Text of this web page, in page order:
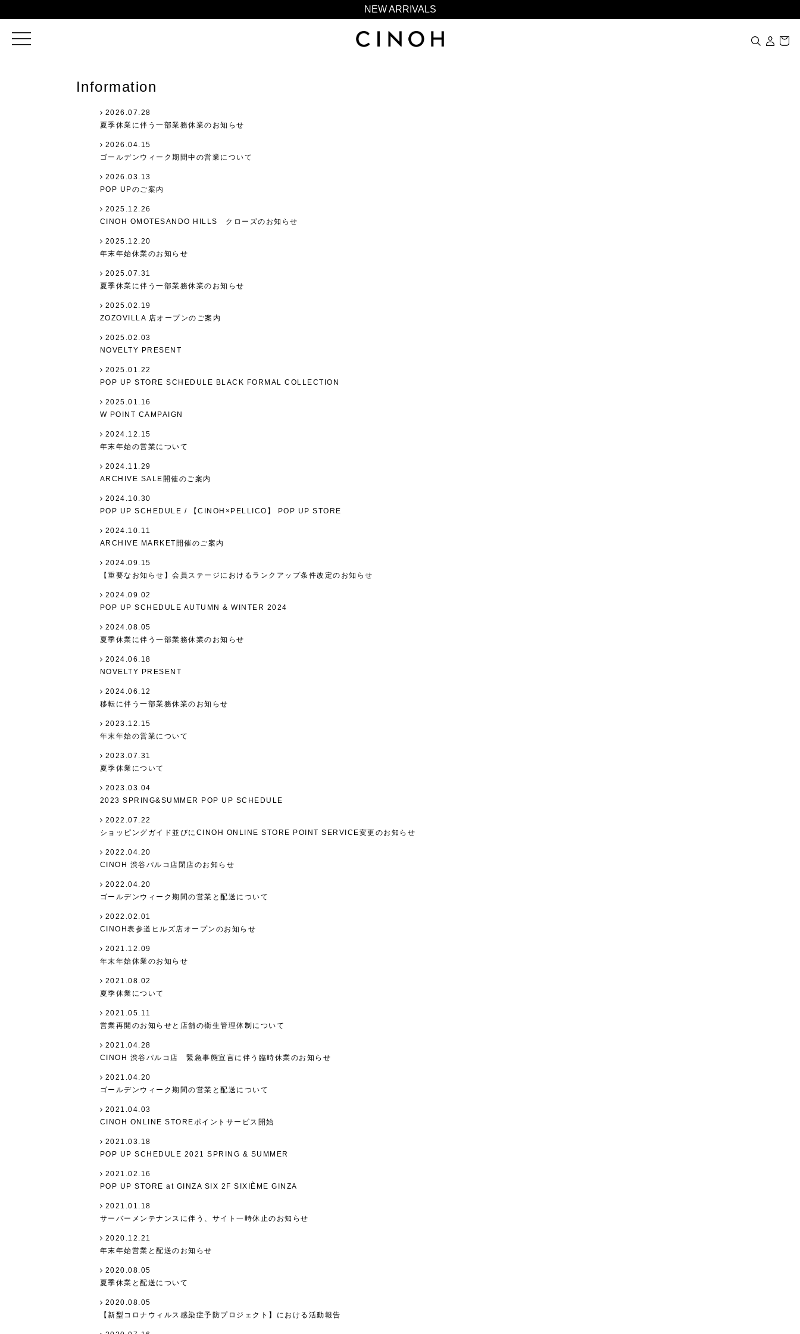
NEW ARRIVALS
ニュースレター登録で¥1,000クーポン進呈
toggle
Information
2026.07.28
夏季休業に伴う一部業務休業のお知らせ
2026.04.15
ゴールデンウィーク期間中の営業について
2026.03.13
POP UPのご案内
2025.12.26
CINOH OMOTESANDO HILLS クローズのお知らせ
2025.12.20
年末年始休業のお知らせ
2025.07.31
夏季休業に伴う一部業務休業のお知らせ
2025.02.19
ZOZOVILLA 店オープンのご案内
2025.02.03
NOVELTY PRESENT
2025.01.22
POP UP STORE SCHEDULE BLACK FORMAL COLLECTION
2025.01.16
W POINT CAMPAIGN
2024.12.15
年末年始の営業について
2024.11.29
ARCHIVE SALE開催のご案内
2024.10.30
POP UP SCHEDULE / 【CINOH×PELLICO】 POP UP STORE
2024.10.11
ARCHIVE MARKET開催のご案内
2024.09.15
【重要なお知らせ】会員ステージにおけるランクアップ条件改定のお知らせ
2024.09.02
POP UP SCHEDULE AUTUMN & WINTER 2024
2024.08.05
夏季休業に伴う一部業務休業のお知らせ
2024.06.18
NOVELTY PRESENT
2024.06.12
移転に伴う一部業務休業のお知らせ
2023.12.15
年末年始の営業について
2023.07.31
夏季休業について
2023.03.04
2023 SPRING&SUMMER POP UP SCHEDULE
2022.07.22
ショッピングガイド並びにCINOH ONLINE STORE POINT SERVICE変更のお知らせ
2022.04.20
CINOH 渋谷パルコ店閉店のお知らせ
2022.04.20
ゴールデンウィーク期間の営業と配送について
2022.02.01
CINOH表参道ヒルズ店オープンのお知らせ
2021.12.09
年末年始休業のお知らせ
2021.08.02
夏季休業について
2021.05.11
営業再開のお知らせと店舗の衛生管理体制について
2021.04.28
CINOH 渋谷パルコ店 緊急事態宣言に伴う臨時休業のお知らせ
2021.04.20
ゴールデンウィーク期間の営業と配送について
2021.04.03
CINOH ONLINE STOREポイントサービス開始
2021.03.18
POP UP SCHEDULE 2021 SPRING & SUMMER
2021.02.16
POP UP STORE at GINZA SIX 2F SIXIÈME GINZA
2021.01.18
サーバーメンテナンスに伴う、サイト一時休止のお知らせ
2020.12.21
年末年始営業と配送のお知らせ
2020.08.05
夏季休業と配送について
2020.08.05
【新型コロナウィルス感染症予防プロジェクト】における活動報告